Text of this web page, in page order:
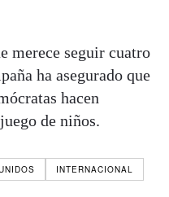
merece seguir cuatro
ha asegurado que
hacen
de niños.
INTERNACIONAL